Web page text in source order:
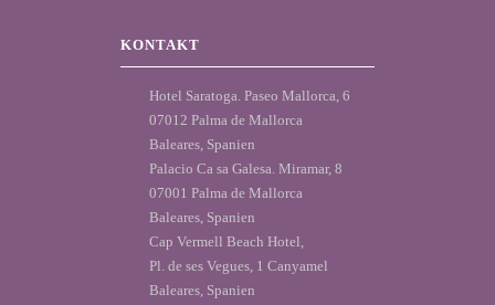
KONTAKT
Hotel Saratoga. Paseo Mallorca, 6
07012 Palma de Mallorca
Baleares, Spanien
Palacio Ca sa Galesa. Miramar, 8
07001 Palma de Mallorca
Baleares, Spanien
Cap Vermell Beach Hotel,
Pl. de ses Vegues, 1 Canyamel
Baleares, Spanien